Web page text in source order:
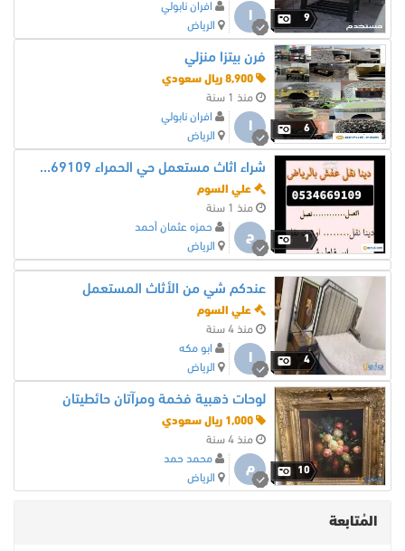
9
افران نابولي
الرياض
6
فرن بيتزا منزلي
منذ 1 سنة
افران نابولي
الرياض
1
شراء اثاث مستعمل حي الحمراء 0534669109
علي السوم
منذ 1 سنة
ح
حمزه عثمان أحمد
الرياض
4
عندكم شي من الأثاث المستعمل
علي السوم
منذ 4 سنة
ابو مكه
الرياض
10
لوحات ذهبية فخمة ومرآتان حائطيتان
منذ 4 سنة
م
محمد حمد
الرياض
المُتابعة